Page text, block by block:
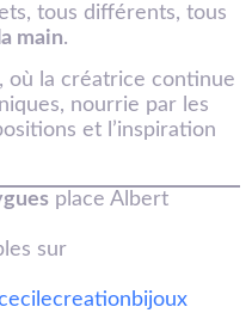
tous différents, tous
main.
où la créatrice continue
nourrie par les
et l’inspiration
place Albert
sur